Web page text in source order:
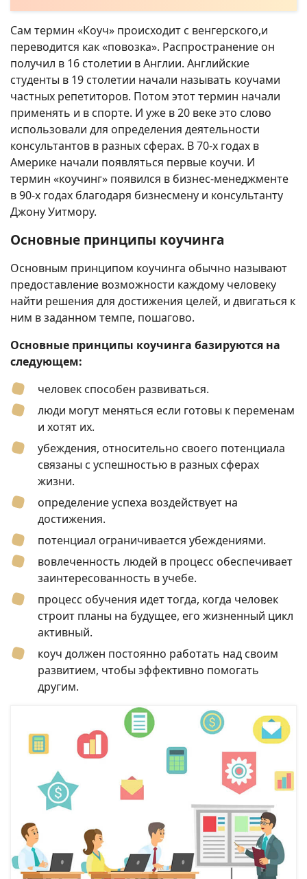
Сам термин «Коуч» происходит с венгерского,и
переводится как «повозка». Распространение он
получил в 16 столетии в Англии. Английские
студенты в 19 столетии начали называть коучами
частных репетиторов. Потом этот термин начали
применять и в спорте. И уже в 20 веке это слово
использовали для определения деятельности
консультантов в разных сферах. В 70-х годах в
Америке начали появляться первые коучи. И
термин «коучинг» появился в бизнес-менеджменте
в 90-х годах благодаря бизнесмену и консультанту
Джону Уитмору.
Основные принципы коучинга
Основным принципом коучинга обычно называют
предоставление возможности каждому человеку
найти решения для достижения целей, и двигаться к
ним в заданном темпе, пошагово.
Основные принципы коучинга базируются на
следующем:
человек способен развиваться.
люди могут меняться если готовы к переменам
и хотят их.
убеждения, относительно своего потенциала
связаны с успешностью в разных сферах
жизни.
определение успеха воздействует на
достижения.
потенциал ограничивается убеждениями.
вовлеченность людей в процесс обеспечивает
заинтересованность в учебе.
процесс обучения идет тогда, когда человек
строит планы на будущее, его жизненный цикл
активный.
коуч должен постоянно работать над своим
развитием, чтобы эффективно помогать
другим.